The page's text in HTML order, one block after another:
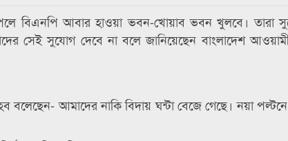
বিএনপি আবার হাওয়া ভবন-খোয়াব ভবন খুলবে। তারা
সেই সুযোগ দেবে না বলে জানিয়েছেন বাংলাদেশ
বলেছেন- আমাদের নাকি বিদায় ঘন্টা বেজে গেছে। নয়া